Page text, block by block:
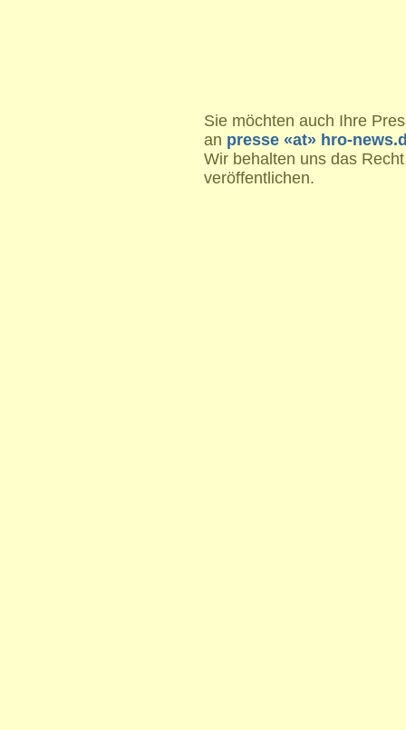
Sie möchten auch Ihre
an presse «at» hro-
Wir behalten uns das
veröffentlichen.